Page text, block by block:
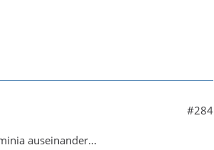
#284
auseinander...